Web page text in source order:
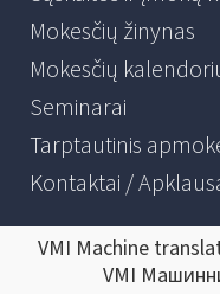
Mokesčių žinynas
Mokesčių
Seminarai
Tarptautinis
Kontaktai /
VMI Machine
VMI